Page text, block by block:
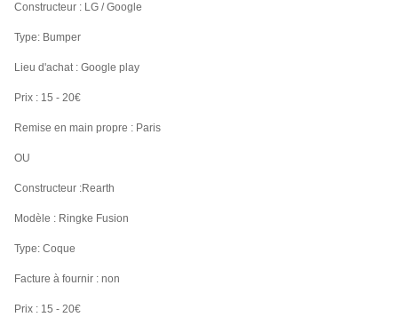
Constructeur : LG / Google
Type: Bumper
Lieu d'achat : Google play
Prix : 15 - 20€
Remise en main propre : Paris
OU
Constructeur :Rearth
Modèle : Ringke Fusion
Type: Coque
Facture à fournir : non
Prix : 15 - 20€